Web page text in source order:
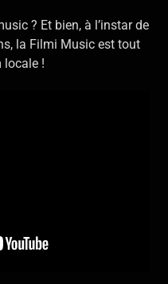
? Et bien, à l’instar de
la Filmi Music est tout
locale !